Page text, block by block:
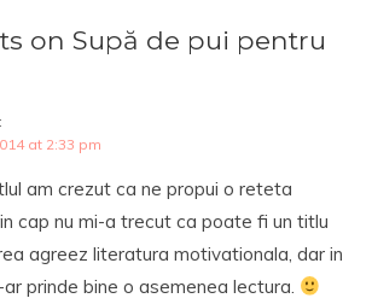
on Supă de pui pentru
at 2:33 pm
am crezut ca ne propui o reteta
cap nu mi-a trecut ca poate fi un titlu
agreez literatura motivationala, dar in
prinde bine o asemenea lectura.